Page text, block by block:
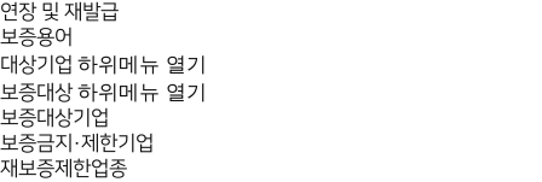
연장 및 재발급
보증용어
대상기업 하위메뉴 열기
보증대상 하위메뉴 열기
보증대상기업
보증금지·제한기업
재보증제한업종